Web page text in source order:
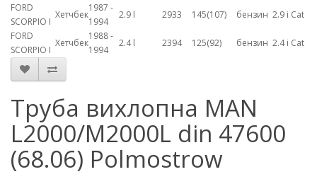
FORD
SCORPIO I
Хетчбек
1987 -
1994
2.9 l 2933 145(107) бензин 2.9 i Cat
FORD
SCORPIO I
Хетчбек
1988 -
1994
2.4 l 2394 125(92) бензин 2.4 i Cat
Труба вихлопна MAN
L2000/M2000L din 47600
(68.06) Polmostrow